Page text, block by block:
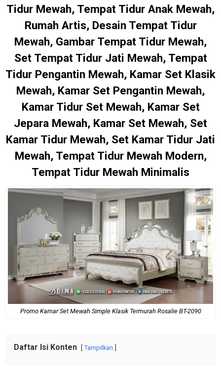
Tidur Mewah, Tempat Tidur Anak Mewah,
Rumah Artis, Desain Tempat Tidur
Mewah, Gambar Tempat Tidur Mewah,
Set Tempat Tidur Jati Mewah, Tempat
Tidur Pengantin Mewah, Kamar Set Klasik
Mewah, Kamar Set Pengantin Mewah,
Kamar Tidur Set Mewah, Kamar Set
Jepara Mewah, Kamar Set Mewah, Set
Kamar Tidur Mewah, Set Kamar Tidur Jati
Mewah, Tempat Tidur Mewah Modern,
Tempat Tidur Mewah Minimalis
Promo Kamar Set Mewah Simple Klasik Termurah Rosalie BT-2090
Daftar Isi Konten Tampilkan